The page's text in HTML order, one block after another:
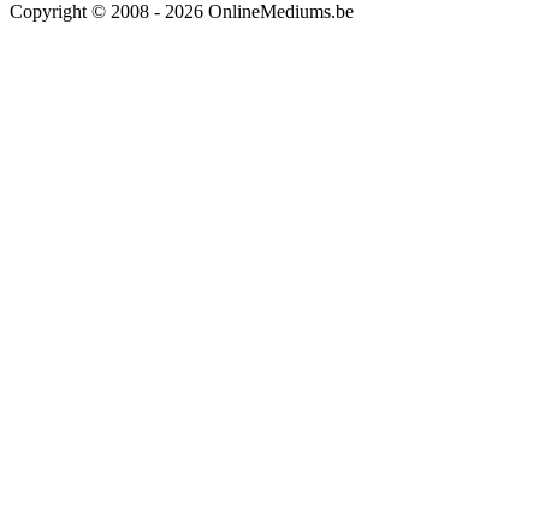
Copyright © 2008 - 2026 OnlineMediums.be